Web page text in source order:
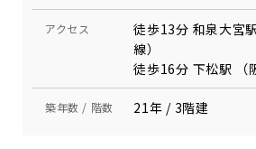
アクセス
徒歩13分 和泉大宮
線）
徒歩16分 下松駅 （
築年数 / 階数 21年 / 3階建